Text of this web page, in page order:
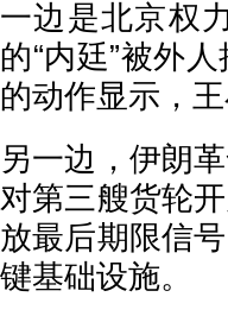
一边是北京权
的“内廷”被外
的动作显示，王
另一边，伊朗
对第三艘货轮
放最后期限信
键基础设施。